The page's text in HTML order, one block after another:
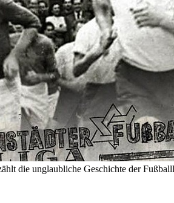
die unglaubliche Geschichte der